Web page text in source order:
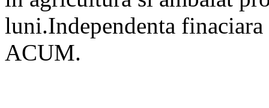
luni.Independenta
ACUM.